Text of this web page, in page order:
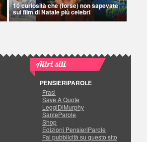
10 curiosità che (forse) non sapevate
sui film di Natale più celebri
Altri siti
PENSIERIPAROLE
Frasi
Save A Quote
LeggiDiMurphy
SanteParole
Shop
Edizioni PensieriParole
Fai pubblicità su questo sito